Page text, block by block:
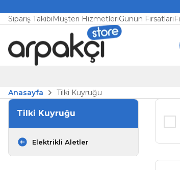
Sipariş TakibiMüşteri HizmetleriGünün Fırsatları
Anasayfa
Tilki Kuyruğu
Tilki Kuyruğu
Elektrikli Aletler